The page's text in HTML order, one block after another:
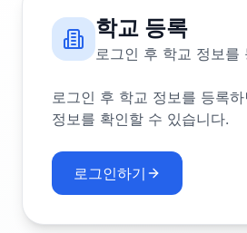
학교 등록
로그인 후 학교 정보를
로그인 후 학교 정보를 등록
정보를 확인할 수 있습니다.
로그인하기